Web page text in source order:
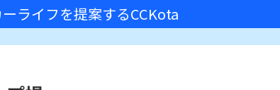
ライフを提案するCCKota